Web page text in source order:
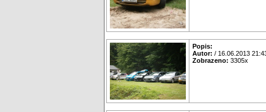
Popis:
Autor: / 16.06.2013
Zobrazeno: 3305x